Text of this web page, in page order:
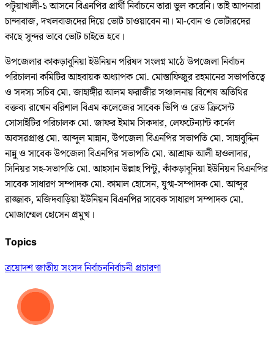
পটুয়াখালী-১ আসনে বিএনপির প্রার্থী নির্বাচনে তারা ভুল করেনি। তাই আপনারা
চান্দাবাজ, দখলবাজদের দিয়ে ভোট চাওয়াবেন না। মা-বোন ও ভোটারদের
কাছে সুন্দর ভাবে ভোট চাইতে হবে।
উপজেলার কাকড়াবুনিয়া ইউনিয়ন পরিষদ সংলগ্ন মাঠে উপজেলা নির্বাচন
পরিচালনা কমিটির আহবায়ক অধ্যাপক মো. মোস্তাফিজুর রহমানের সভাপতিত্বে
ও সদস্য সচিব মো. জাহাঙ্গীর আলম ফরাজীর সঞ্চালনায় বিশেষ অতিথির
বক্তব্য রাখেন বরিশাল বিএম কলেজের সাবেক ভিপি ও রেড ক্রিসেন্ট
সোসাইটির পরিচালক মো. জাফর ইমাম সিকদার, লেফটেন্যান্ট কর্নেল
অবসরপ্রাপ্ত মো. আব্দুল মান্নান, উপজেলা বিএনপির সভাপতি মো. সাহাবুদ্দিন
নান্নু ও সাবেক উপজেলা বিএনপির সভাপতি মো. আশ্রাফ আলী হাওলাদার,
সিনিয়র সহ-সভাপতি মো. আহসান উল্লাহ পিন্টু, কাঁকড়াবুনিয়া ইউনিয়ন বিএনপির
সাবেক সাধারণ সম্পাদক মো. কামাল হোসেন, যুগ্ম-সম্পাদক মো. আব্দুর
রাজ্জাক, মজিদবাড়িয়া ইউনিয়ন বিএনপির সাবেক সাধারণ সম্পাদক মো.
মোজাম্মেল হোসেন প্রমুখ।
Topics
ত্রয়োদশ জাতীয় সংসদ নির্বাচননির্বাচনী প্রচারণা